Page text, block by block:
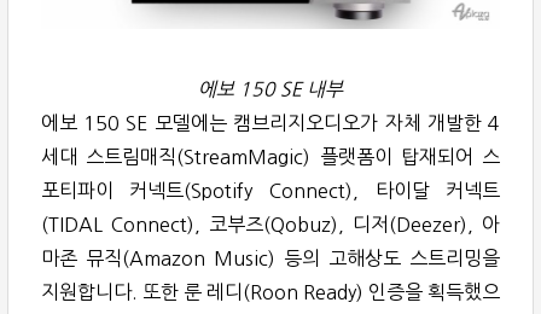
에보 150 SE 내부
에보 150 SE 모델에는 캠브리지오디오가 자체 개발한 4
세대 스트림매직(StreamMagic) 플랫폼이 탑재되어 스
포티파이 커넥트(Spotify Connect), 타이달 커넥트
(TIDAL Connect), 코부즈(Qobuz), 디저(Deezer), 아
마존 뮤직(Amazon Music) 등의 고해상도 스트리밍을
지원합니다. 또한 룬 레디(Roon Ready) 인증을 획득했으